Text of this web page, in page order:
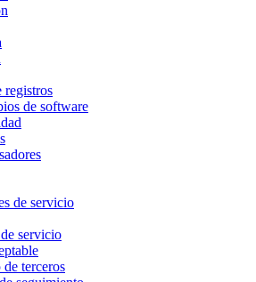
registros
de software
de servicio
servicio
terceros